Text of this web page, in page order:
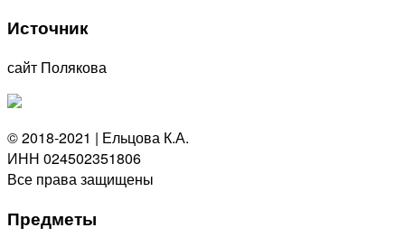
Источник
сайт Полякова
© 2018-2021 | Ельцова К.А.
ИНН 024502351806
Все права защищены
Предметы